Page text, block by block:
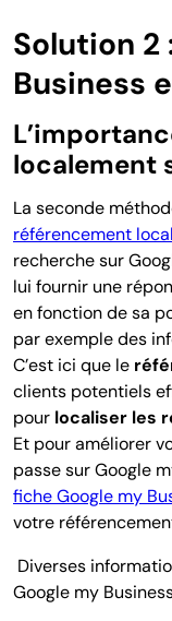
Solution 2
Business
localement
La seconde
référencement local
recherche sur
lui fournir une
en fonction de sa
par exemple des
C’est ici que le
clients potentiels
pour localiser les
Et pour améliorer
passe sur Google
fiche Google my
votre
Diverses
Google my